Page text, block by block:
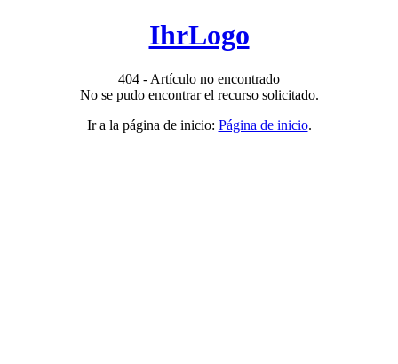
IhrLogo
404 - Artículo no encontrado
No se pudo encontrar el recurso solicitado.
Ir a la página de inicio: Página de inicio.